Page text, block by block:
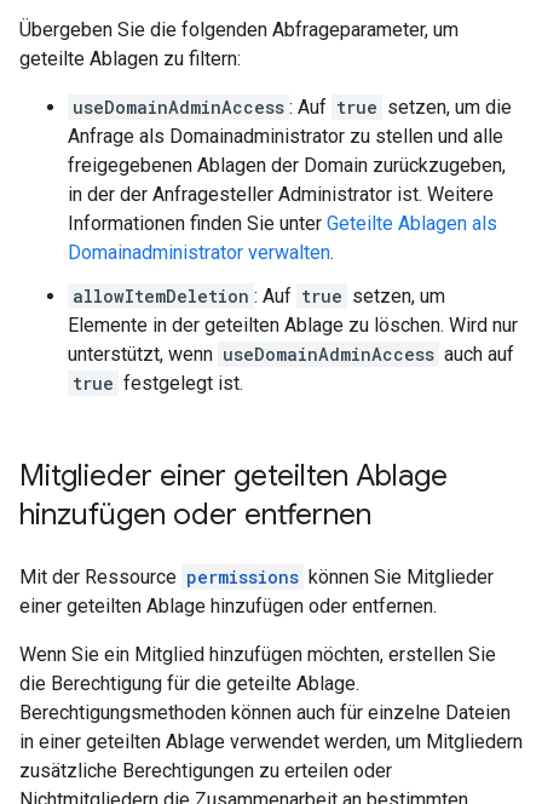
Übergeben Sie die folgenden Abfrageparameter, um
geteilte Ablagen zu filtern:
useDomainAdminAccess : Auf true setzen, um die
Anfrage als Domainadministrator zu stellen und alle
freigegebenen Ablagen der Domain zurückzugeben,
in der der Anfragesteller Administrator ist. Weitere
Informationen finden Sie unter Geteilte Ablagen als
Domainadministrator verwalten.
allowItemDeletion : Auf true setzen, um
Elemente in der geteilten Ablage zu löschen. Wird nur
unterstützt, wenn useDomainAdminAccess auch auf
true festgelegt ist.
Mitglieder einer geteilten Ablage
hinzufügen oder entfernen
Mit der Ressource permissions können Sie Mitglieder
einer geteilten Ablage hinzufügen oder entfernen.
Wenn Sie ein Mitglied hinzufügen möchten, erstellen Sie
die Berechtigung für die geteilte Ablage.
Berechtigungsmethoden können auch für einzelne Dateien
in einer geteilten Ablage verwendet werden, um Mitgliedern
zusätzliche Berechtigungen zu erteilen oder